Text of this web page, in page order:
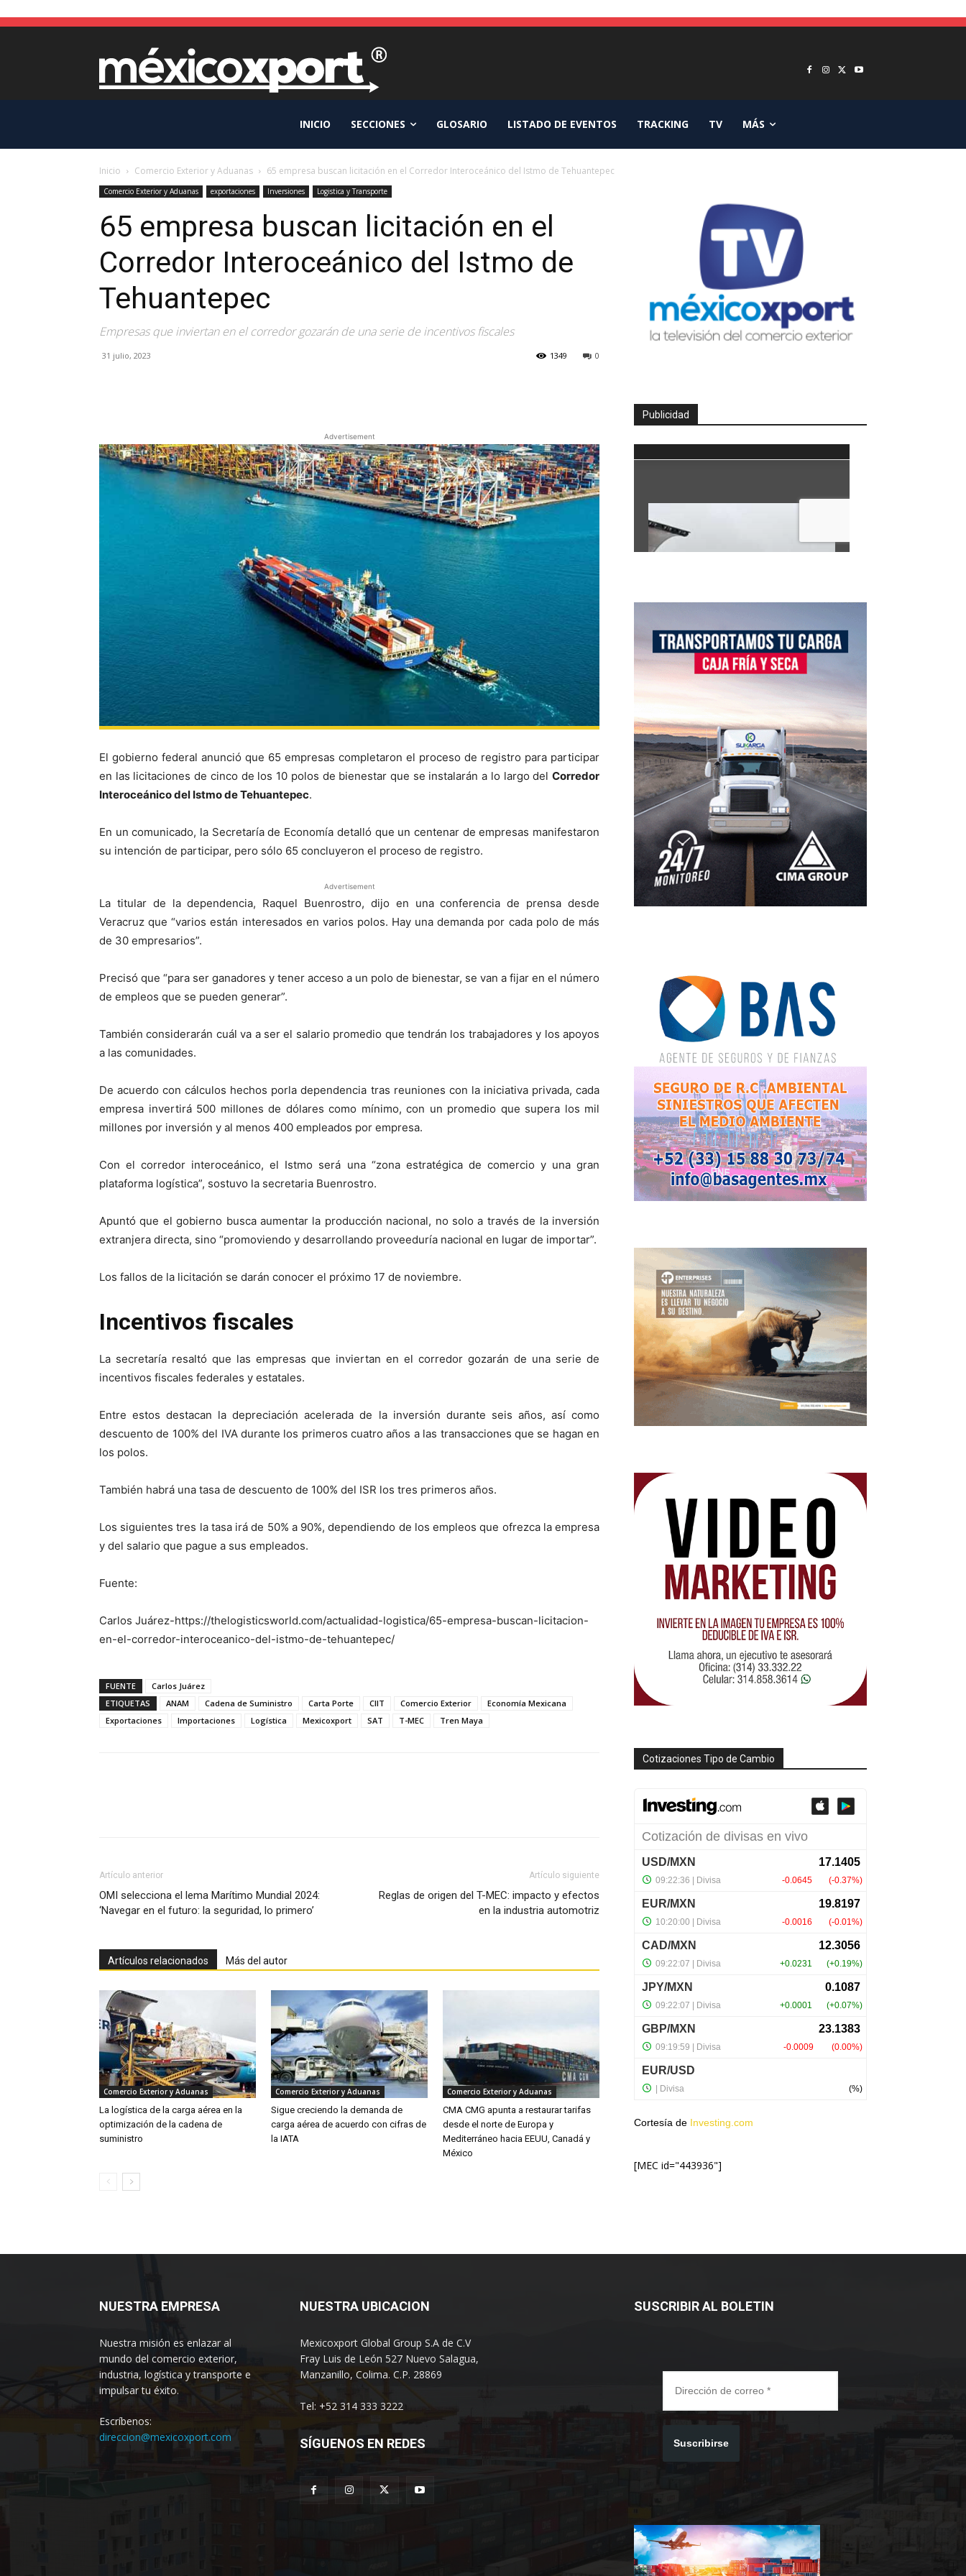
INICIO SECCIONES GLOSARIO LISTADO DE EVENTOS TRACKING TV MÁS
Inicio Comercio Exterior y Aduanas 65 empresa buscan licitación en el Corredor Interoceánico del Istmo de Tehuantepec
Comercio Exterior y Aduanas exportaciones Inversiones Logistica y Transporte
65 empresa buscan licitación en el
Corredor Interoceánico del Istmo de
Tehuantepec
Empresas que inviertan en el corredor gozarán de una serie de incentivos fiscales
31 julio, 2023 0
1349
Advertisement
El gobierno federal anunció que 65 empresas completaron el proceso de registro para participar
en las licitaciones de cinco de los 10 polos de bienestar que se instalarán a lo largo del Corredor
Interoceánico del Istmo de Tehuantepec.
En un comunicado, la Secretaría de Economía detalló que un centenar de empresas manifestaron
su intención de participar, pero sólo 65 concluyeron el proceso de registro.
Advertisement
La titular de la dependencia, Raquel Buenrostro, dijo en una conferencia de prensa desde
Veracruz que “varios están interesados en varios polos. Hay una demanda por cada polo de más
de 30 empresarios”.
Precisó que “para ser ganadores y tener acceso a un polo de bienestar, se van a fijar en el número
de empleos que se pueden generar”.
También considerarán cuál va a ser el salario promedio que tendrán los trabajadores y los apoyos
a las comunidades.
De acuerdo con cálculos hechos porla dependencia tras reuniones con la iniciativa privada, cada
empresa invertirá 500 millones de dólares como mínimo, con un promedio que supera los mil
millones por inversión y al menos 400 empleados por empresa.
Con el corredor interoceánico, el Istmo será una “zona estratégica de comercio y una gran
plataforma logística”, sostuvo la secretaria Buenrostro.
Apuntó que el gobierno busca aumentar la producción nacional, no solo a través de la inversión
extranjera directa, sino “promoviendo y desarrollando proveeduría nacional en lugar de importar”.
Los fallos de la licitación se darán conocer el próximo 17 de noviembre.
Incentivos fiscales
La secretaría resaltó que las empresas que inviertan en el corredor gozarán de una serie de
incentivos fiscales federales y estatales.
Entre estos destacan la depreciación acelerada de la inversión durante seis años, así como
descuento de 100% del IVA durante los primeros cuatro años a las transacciones que se hagan en
los polos.
También habrá una tasa de descuento de 100% del ISR los tres primeros años.
Los siguientes tres la tasa irá de 50% a 90%, dependiendo de los empleos que ofrezca la empresa
y del salario que pague a sus empleados.
Fuente:
Carlos Juárez-https://thelogisticsworld.com/actualidad-logistica/65-empresa-buscan-licitacion-
en-el-corredor-interoceanico-del-istmo-de-tehuantepec/
FUENTE
Carlos Juárez
ETIQUETAS
ANAM Cadena de Suministro Carta Porte CIIT Comercio Exterior
Economía Mexicana
Exportaciones
Importaciones Logística Mexicoxport SAT T-MEC Tren Maya
Artículo anterior
OMI selecciona el lema Marítimo Mundial 2024:
‘Navegar en el futuro: la seguridad, lo primero’
Artículo siguiente
Reglas de origen del T-MEC: impacto y efectos
en la industria automotriz
Artículos relacionados Más del autor
Comercio Exterior y Aduanas
La logística de la carga aérea en la
optimización de la cadena de
suministro
Comercio Exterior y Aduanas
Sigue creciendo la demanda de
carga aérea de acuerdo con cifras de
la IATA
Comercio Exterior y Aduanas
CMA CMG apunta a restaurar tarifas
desde el norte de Europa y
Mediterráneo hacia EEUU, Canadá y
México
Publicidad
Cotizaciones Tipo de Cambio
Cortesía de Investing.com
[MEC id="443936"]
NUESTRA EMPRESA
Nuestra misión es enlazar al
mundo del comercio exterior,
industria, logística y transporte e
impulsar tu éxito.
Escríbenos:
direccion@mexicoxport.com
NUESTRA UBICACION
Mexicoxport Global Group S.A de C.V
Fray Luis de León 527 Nuevo Salagua,
Manzanillo, Colima. C.P. 28869
Tel: +52 314 333 3222
SÍGUENOS EN REDES
SUSCRIBIR AL BOLETIN
Suscribirse